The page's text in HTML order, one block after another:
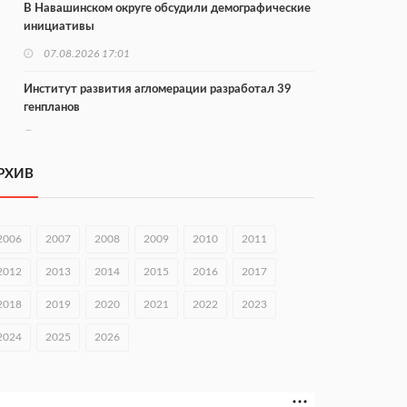
В Навашинском округе обсудили демографические
инициативы
07.08.2026 17:01
Институт развития агломерации разработал 39
генпланов
С 8 августа изменят схему движения на въезде в
оперштаба
В Чкаловске спустили на воду «Метеор-120Р»
2007 2008 2009 2010 2011
2013 2014 2015 2016 2017
2019 2020 2021 2022 2023
2025 2026